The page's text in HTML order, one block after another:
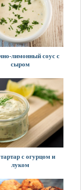
лимонный соус с
сыром
с огурцом и
луком